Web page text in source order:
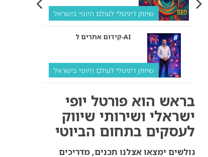
שיווק דיגיטלי לעולם היופי בישראל
קידום אתרים ל‑AI
שיווק דיגיטלי לעולם היופי בישראל
ולמה העסק שלך צריך
שיווק דיגיטלי לעסקים
קידום ל‑AI לעומת קידום
בראש הוא פורטל יופי
ישראלי ושירותי שיווק
לעסקים בתחום הביוטי
גולשים ימצאו אצלנו תכנים, מדריכים